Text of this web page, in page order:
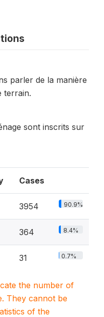
parler de la manière
terrain.
sont inscrits sur
Cases
3954 90.9%
364 8.4%
31 0.7%
the number of
They cannot be
of the